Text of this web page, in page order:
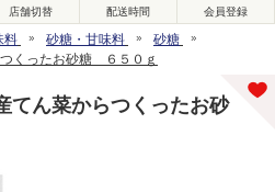
店舗切替 配送時間 会員登録
料 砂糖・甘味料
砂糖
くったお砂糖 ６５０ｇ
ん菜からつくったお砂